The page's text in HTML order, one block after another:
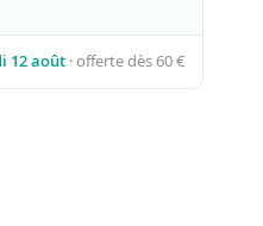
12 août · offerte dès 60 €